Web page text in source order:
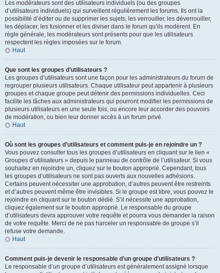
Les modérateurs sont des utilisateurs individuels (ou des groupes
d’utilisateurs individuels) qui surveillent régulièrement les forums. Ils ont la
possibilité d’éditer ou de supprimer les sujets, les verrouiller, les déverrouiller,
les déplacer, les fusionner et les diviser dans le forum qu’ils modèrent. En
règle générale, les modérateurs sont présents pour que les utilisateurs
respectent les règles imposées sur le forum.
Haut
Que sont les groupes d’utilisateurs ?
Les groupes d’utilisateurs sont une façon pour les administrateurs du forum de
regrouper plusieurs utilisateurs. Chaque utilisateur peut appartenir à plusieurs
groupes et chaque groupe peut détenir des permissions individuelles. Ceci
facilite les tâches aux administrateurs qui pourront modifier les permissions de
plusieurs utilisateurs en une seule fois, ou encore leur accorder des pouvoirs
de modération, ou bien leur donner accès à un forum privé.
Haut
Où sont les groupes d’utilisateurs et comment puis-je en rejoindre un ?
Vous pouvez consulter tous les groupes d’utilisateurs en cliquant sur le lien «
Groupes d’utilisateurs » depuis le panneau de contrôle de l’utilisateur. Si vous
souhaitez en rejoindre un, cliquez sur le bouton approprié. Cependant, tous
les groupes d’utilisateurs ne sont pas ouverts aux nouvelles adhésions.
Certains peuvent nécessiter une approbation, d’autres peuvent être restreints
et d’autres peuvent même être invisibles. Si le groupe est libre, vous pouvez le
rejoindre en cliquant sur le bouton dédié. S’il nécessite une approbation,
cliquez également sur le bouton approprié. Le responsable du groupe
d’utilisateurs devra approuver votre requête et pourra vous demander la raison
de votre requête. Merci de ne pas harceler un responsable de groupe s’il
refuse votre demande.
Haut
Comment puis-je devenir le responsable d’un groupe d’utilisateurs ?
Le responsable d’un groupe d’utilisateurs est généralement assigné lorsque